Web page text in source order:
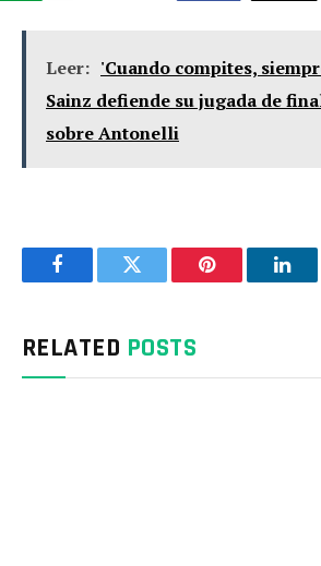
Leer: 'Cuando compites,
Sainz defiende su jugada de
sobre Antonelli
FacebookTwitter Pinterest
RELATED POSTS